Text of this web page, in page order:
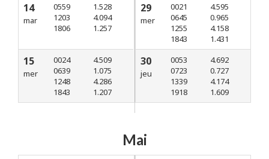
14
mar
0559
1203
1806
1.528
4.094
1.257
15
mer
0024
0639
1248
1843
4.509
1.075
4.286
1.207
29
mer
0021
0645
1255
1843
4.595
0.965
4.158
1.431
30
jeu
0053
0723
1339
1918
4.692
0.727
4.174
1.609
Mai